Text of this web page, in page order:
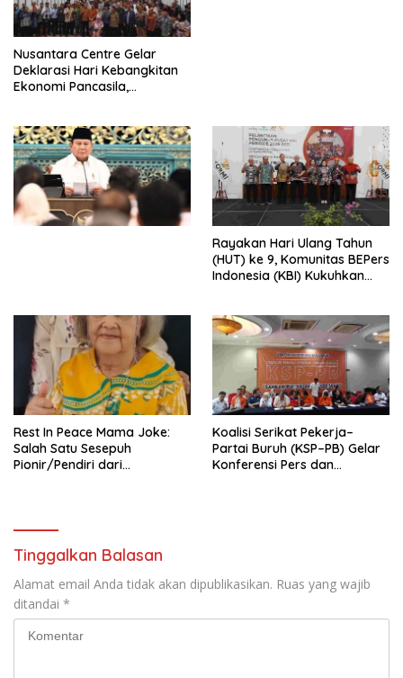
Nusantara Centre Gelar
Deklarasi Hari Kebangkitan
Ekonomi Pancasila,
Penjajahan (Pergolakan
Ekonomi Politik Indonesia) &
Simposium Nasional “Urgensi
Undang-Undang
Perekonomian Nasional dan
Kesejahteraan Sosial dalam
Rayakan Hari Ulang Tahun
(HUT) ke 9, Komunitas BEPers
Indonesia (KBI) Kukuhkan
Tema: “Penguatan dan
Pengembangan Organisasi
KBI yang Berbasis Riset di
seluruh Indonesia dan
Mancanegara”.
Rest In Peace Mama Joke:
Salah Satu Sesepuh
Pionir/Pendiri dari
Kasih Allah.
Koalisi Serikat Pekerja–
Partai Buruh (KSP–PB) Gelar
Konferensi Pers dan
Tinggalkan Balasan
Alamat email Anda tidak akan dipublikasikan. Ruas yang wajib
ditandai *